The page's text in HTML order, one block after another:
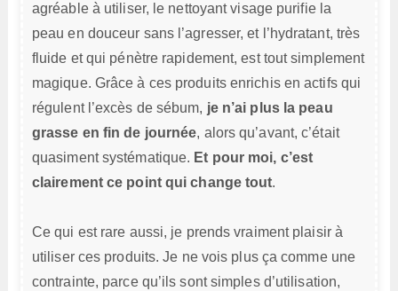
agréable à utiliser, le nettoyant visage purifie la
peau en douceur sans l’agresser, et l’hydratant, très
fluide et qui pénètre rapidement, est tout simplement
magique. Grâce à ces produits enrichis en actifs qui
régulent l’excès de sébum, je n’ai plus la peau
grasse en fin de journée, alors qu’avant, c’était
quasiment systématique. Et pour moi, c’est
clairement ce point qui change tout.
Ce qui est rare aussi, je prends vraiment plaisir à
utiliser ces produits. Je ne vois plus ça comme une
contrainte, parce qu’ils sont simples d’utilisation,